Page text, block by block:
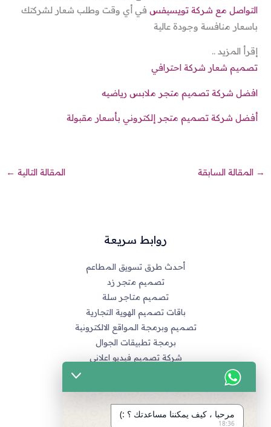
التواصل مع شركة تويسيفس في أي وقت وطلب شعار لشركتك
باسعار منافسة وجودة عالية
إقرأ المزيد ..
تصميم شعار شركة احترافي
افضل شركة تصميم متجر ملابس رياضيه
أفضل شركة تصميم متجر إلكتروني بأسعار مقبولة
→ المقالة السابقة المقالة التالية ←
روابط سريعة
أحدث طرق تسويق المطاعم
تصميم متجر زد
تصميم متاجر سلة
باقات تصميم الهوية التجارية
تصميم وبرمجة المواقع الالكترونية
برمجة تطبيقات الجوال
شركة تصميم فيديو اعلاني
التسويق الالكتروني
تصميم متاجر زد و متاجر سله
مرحبا ، كيف يمكننا مساعدتك ؟ :)
18:36